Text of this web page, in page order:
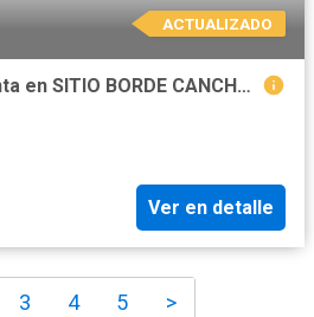
ACTUALIZADO
Terreno, Sitio en Venta en SITIO BORDE CANCHA LAS BRISAS DE CHICUREO
Ver en detalle
3 4 5 >